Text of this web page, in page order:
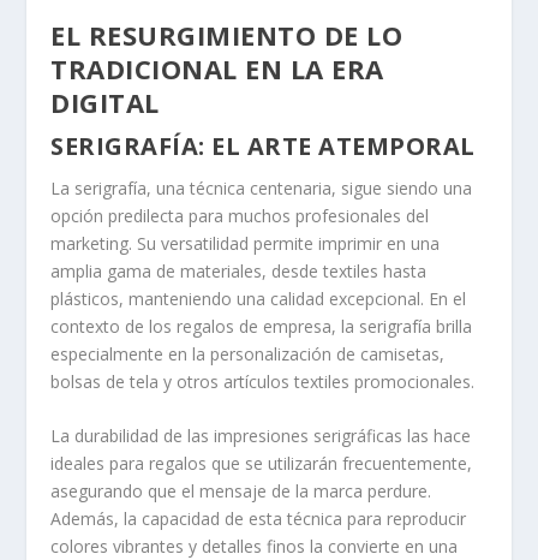
EL RESURGIMIENTO DE LO
TRADICIONAL EN LA ERA
DIGITAL
SERIGRAFÍA: EL ARTE ATEMPORAL
La serigrafía, una técnica centenaria, sigue siendo una
opción predilecta para muchos profesionales del
marketing. Su versatilidad permite imprimir en una
amplia gama de materiales, desde textiles hasta
plásticos, manteniendo una calidad excepcional. En el
contexto de los regalos de empresa, la serigrafía brilla
especialmente en la personalización de camisetas,
bolsas de tela y otros artículos textiles promocionales.
La durabilidad de las impresiones serigráficas las hace
ideales para regalos que se utilizarán frecuentemente,
asegurando que el mensaje de la marca perdure.
Además, la capacidad de esta técnica para reproducir
colores vibrantes y detalles finos la convierte en una